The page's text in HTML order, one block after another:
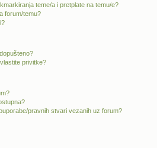
teme/a i pretplate na temu/e?
forum/temu?
privitke?
pravnih stvari vezanih uz forum?